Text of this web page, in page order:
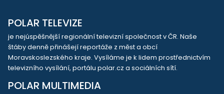
POLAR TELEVIZE
je nejúspěšnější regionální televizní společnost v ČR. Naše
štáby denně přinášejí reportáže z měst a obcí
Moravskoslezského kraje. Vysíláme je k lidem prostřednictvím
televizního vysílání, portálu polar.cz a sociálních sítí.
POLAR MULTIMEDIA